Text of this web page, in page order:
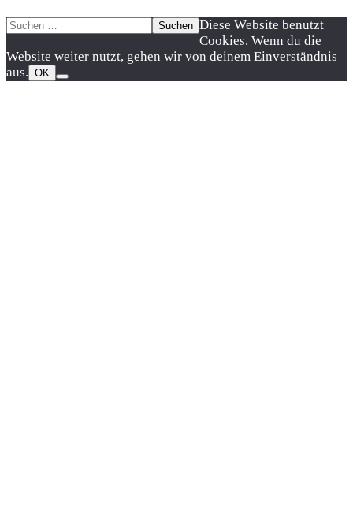
Suchen
Nach
oben
scrollen
Diese Website benutzt
Cookies. Wenn du die
Website weiter nutzt, gehen wir von deinem Einverständnis
aus. OK